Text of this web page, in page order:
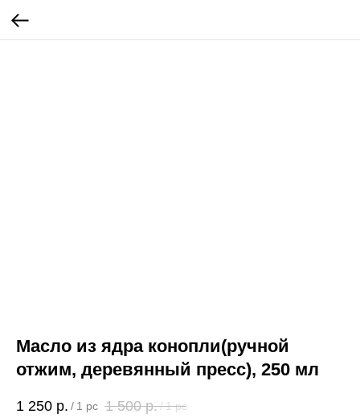
Масло из ядра конопли(ручной
отжим, деревянный пресс), 250 мл
1 250 р. / 1 pc 1 500 р./1 pc